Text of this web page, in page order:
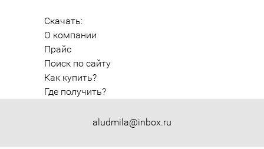
aludmila@inbox.ru
Скачать:
О компании
Прайс
Поиск по сайту
Как купить?
Где получить?